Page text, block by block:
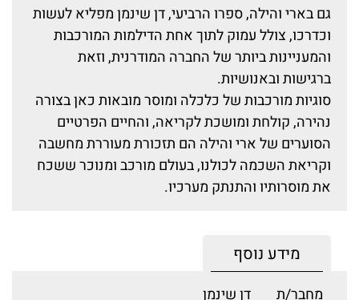
גם בארי והילה, ספרו הרביעי, דן שינמן מפליא לעשות
וכדרכו, צולל עמוק לתוך אחת הדילמות המורכבות
והמעניינות ביותר של החברה המודרנית, וזאת
ברגישות ובאנושיות.
סוגיות מורכבות של כלכלה ומוסר מובאות כאן בצורה
נהירה, קולחת ומושכת לקריאה, והחיים הפרטיים
הסוערים של ארי והילה הם תזכורת מעוררת מחשבה
וקריאת השכמה לכולנו, בעולם מורכב ומנוכר ששכח
את מוסרותיו והתנתק מערכיו.
מידע נוסף
מחבר/ת
דן שינמן